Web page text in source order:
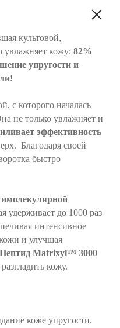
культовой,
увлажняет кожу: 82%
упругости и
с которого началась
не только увлажняет и
эффективность
Благодаря своей
быстро
удерживает до 1000 раз
интенсивное
и улучшая
Пептид Matrixyl™ 3000
кожу.
коже упругости.